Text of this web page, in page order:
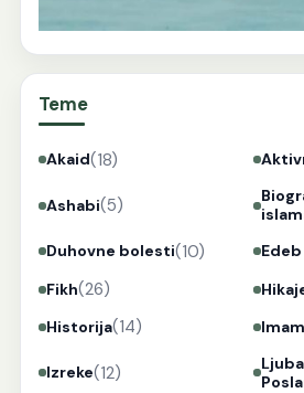
Teme
Akaid(18)
Ashabi(5)
Duhovne bolesti(10) Edeb
Fikh(26)
Historija(14)
Izreke(12)